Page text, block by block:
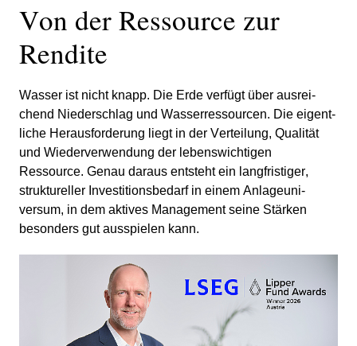
Von der Ressource zur
Rendite
Wasser ist nicht knapp. Die Erde verfügt über ausrei­
chend Nieder­schlag und Wasser­res­sourcen. Die eigent­
liche Heraus­for­de­rung liegt in der Vertei­lung, Qualität
und Wieder­ver­wen­dung der lebens­wich­tigen
Ressource. Genau daraus entsteht ein langfri­stiger,
struk­tu­reller Investi­ti­ons­be­darf in einem Anlage­uni­
versum, in dem aktives Manage­ment seine Stärken
beson­ders gut ausspielen kann.